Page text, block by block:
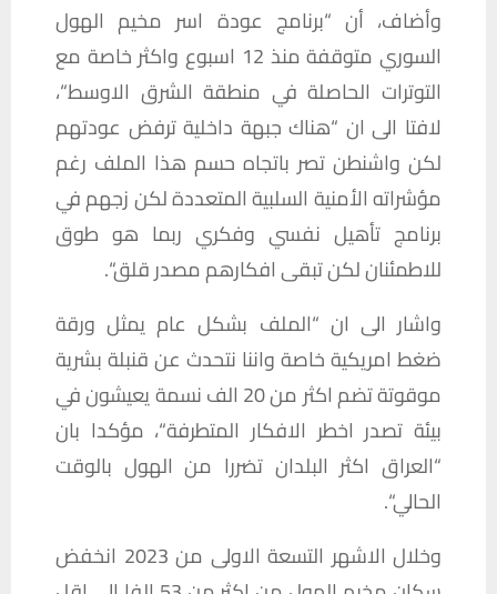
وأضاف، أن “برنامج عودة اسر مخيم الهول
السوري متوقفةمنذ اسبوع واكثرخاصة مع
التوترات الحاصلة في منطقة الشرق الاوسط“،
لافتا الى ان “هناك جبهة داخليةترفض عودتهم
لكن واشنطن تصر باتجاه حسم هذا الملف رغم
مؤشراتهالأمنية السلبيةالمتعددةلكنزجهمفي
برنامج تأهيل نفسي وفكري ربما هو طوق
للاطمئنانلكنتبقىافكارهممصدرقلق“.
واشار الى ان “الملف بشكل عام يمثل ورقة
ضغط امريكيةخاصةواننا نتحدث عنقنبلةبشرية
موقوتةتضماكثرمن20 الفنسمةيعيشونفي
بيئة تصدر اخطر الافكار المتطرفة“، مؤكدا بان
“العراق اكثر البلدان تضررا من الهول بالوقت
الحالي“.
وخلال الاشهر التسعة الاولى من
انخفض